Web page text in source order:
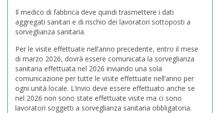
Il medico di fabbrica deve quindi trasmettere i dati
aggregati sanitari e di rischio dei lavoratori sottoposti a
sorveglianza sanitaria.
Per le visite effettuate nell’anno precedente, entro il mese
di marzo 2026, dovrà essere comunicata la sorveglianza
sanitaria effettuata nel 2026 inviando una sola
comunicazione per tutte le visite effettuate nell’anno per
ogni unità locale. L’invio deve essere effettuato anche se
nel 2026 non sono state effettuate visite ma ci sono
lavoratori soggetti a sorveglianza sanitaria obbligatoria.